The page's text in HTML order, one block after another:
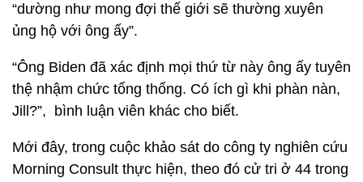
“dường như mong đợi thế giới sẽ thường xuyên
ủng hộ với ông ấy”.
“Ông Biden đã xác định mọi thứ từ này ông ấy tuyên
thệ nhậm chức tổng thống. Có ích gì khi phàn nàn,
Jill?”, bình luận viên khác cho biết.
Mới đây, trong cuộc khảo sát do công ty nghiên cứu
Morning Consult thực hiện, theo đó cử tri ở 44 trong